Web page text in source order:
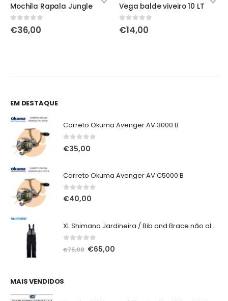
Mochila Rapala Jungle
0out of 5
€36,00
Vega balde viveiro 10 LT
0out of 5
€14,00
EM DESTAQUE
Carreto Okuma Avenger AV 3000 B
0out of 5
€35,00
Carreto Okuma Avenger AV C5000 B
0out of 5
€40,00
XL Shimano Jardineira / Bib and Brace não alcochoada preta
out of 5
€75,00 O
€65,00
MAIS VENDIDOS